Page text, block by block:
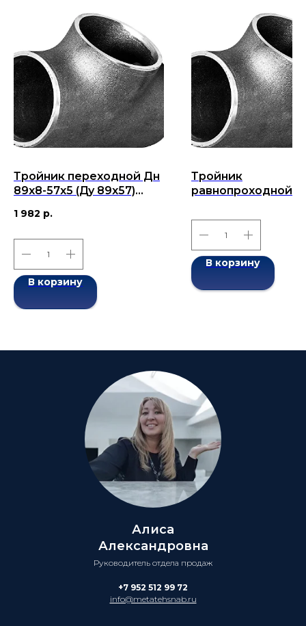
Тройник переходной Дн
89х8-57х5 (Ду 89х57)
2001
1 982 р.
В корзину
Тройник
равнопроходной
бесшовный ГОСТ
2001
В корзину
Алиса
Александровна
Руководитель отдела продаж
+7 952 512 99 72
info@metatehsnab.ru